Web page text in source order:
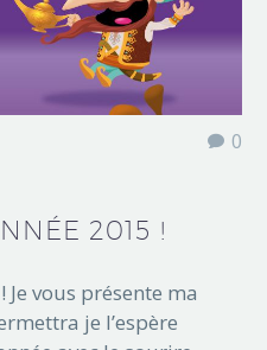
0
2015 !
vous présente ma
je l’espère